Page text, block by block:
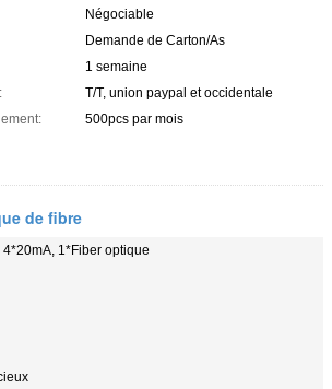
Négociable
Demande de Carton/As
1 semaine
T/T, union paypal et occidentale
500pcs par mois
de fibre
1*Fiber optique